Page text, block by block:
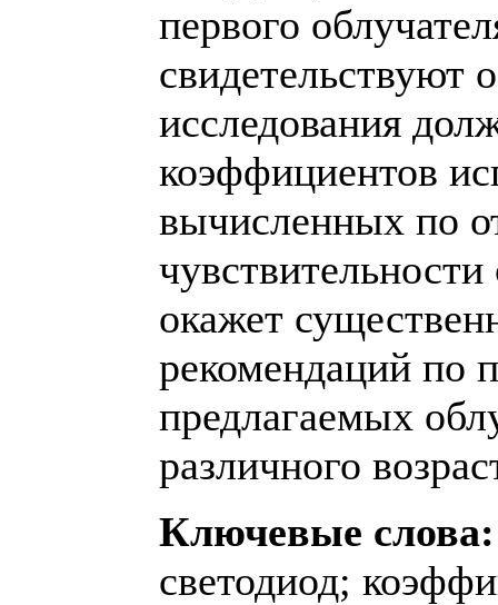
первого
свидетельствуют
исследования
коэффициентов
вычисленных по
окажет
рекомендаций по
предлагаемых
различного
Ключевые слова:
светодиод;